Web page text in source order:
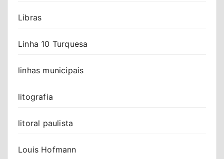
Libras
Linha 10 Turquesa
linhas municipais
litografia
litoral paulista
Louis Hofmann